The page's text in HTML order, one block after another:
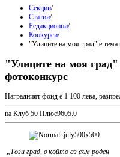
Секции/
Статии/
Редакционни/
Конкурси/
"Улиците на моя град" е
"Улиците на моя
фотоконкурс
Наградният фонд е 1 100 лева,
на Клуб 50 Плюс9605.0
„Този град, в който аз съм роден